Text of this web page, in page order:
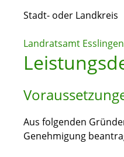
Stadt- oder Landkreis
Landratsamt Esslingen
Aus folgenden
Genehmigung